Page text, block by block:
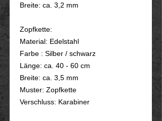
Breite: ca. 3,2 mm
Zopfkette:
Material: Edelstahl
Farbe : Silber / schwarz
Länge: ca. 40 - 60 cm
Breite: ca. 3,5 mm
Muster: Zopfkette
Verschluss: Karabiner